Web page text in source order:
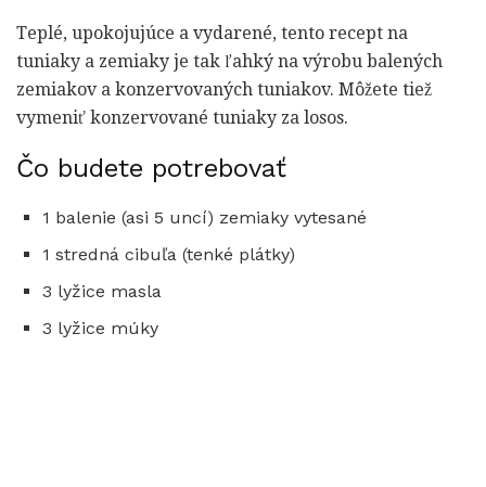
Teplé, upokojujúce a vydarené, tento recept na
tuniaky a zemiaky je tak ľahký na výrobu balených
zemiakov a konzervovaných tuniakov. Môžete tiež
vymeniť konzervované tuniaky za losos.
Čo budete potrebovať
1 balenie (asi 5 uncí) zemiaky vytesané
1 stredná cibuľa (tenké plátky)
3 lyžice masla
3 lyžice múky